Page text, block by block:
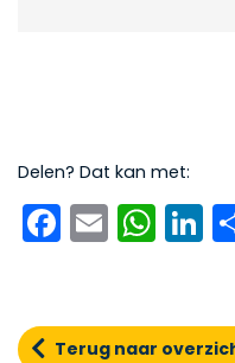
Delen? Dat kan met:
Email
Terug naar